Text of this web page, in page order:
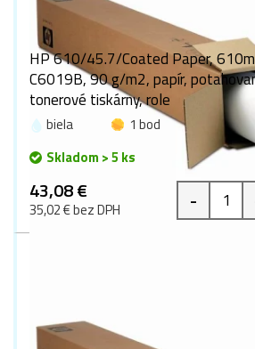
HP 610/45.7/Coated Paper,
C6019B, 90 g/m2, papír,
tonerové tiskárny, role
biela
1 bod
Skladom > 5 ks
43,08 €
35,02 € bez DPH -